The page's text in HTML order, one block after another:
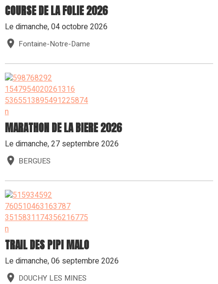
COURSE DE LA FOLIE 2026
Le dimanche, 04 octobre 2026
Fontaine-Notre-Dame
MARATHON DE LA BIERE 2026
Le dimanche, 27 septembre 2026
BERGUES
TRAIL DES PIPI MALO
Le dimanche, 06 septembre 2026
DOUCHY LES MINES